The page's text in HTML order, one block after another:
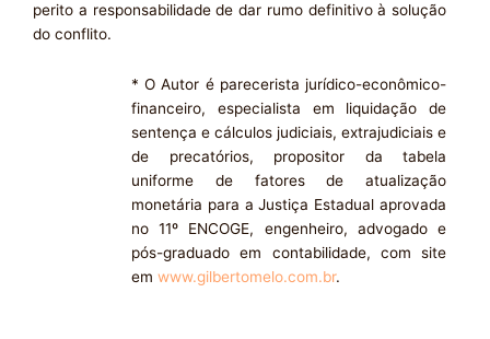
perito a responsabilidade de dar rumo definitivo à solução
do conflito.
* O Autor é parecerista jurídico-econômico-
financeiro, especialista em liquidação de
sentença e cálculos judiciais, extrajudiciais e
de precatórios, propositor da tabela
uniforme de fatores de atualização
monetária para a Justiça Estadual aprovada
no 11º ENCOGE, engenheiro, advogado e
pós-graduado em contabilidade, com site
em www.gilbertomelo.com.br.